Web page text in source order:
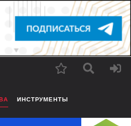
ИНСТРУМЕНТЫ